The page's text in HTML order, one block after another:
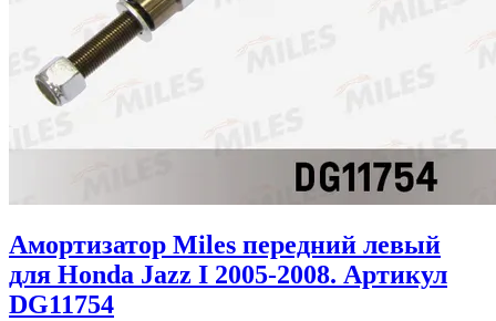
Амортизатор Miles передний левый
для Honda Jazz I 2005-2008. Артикул
DG11754